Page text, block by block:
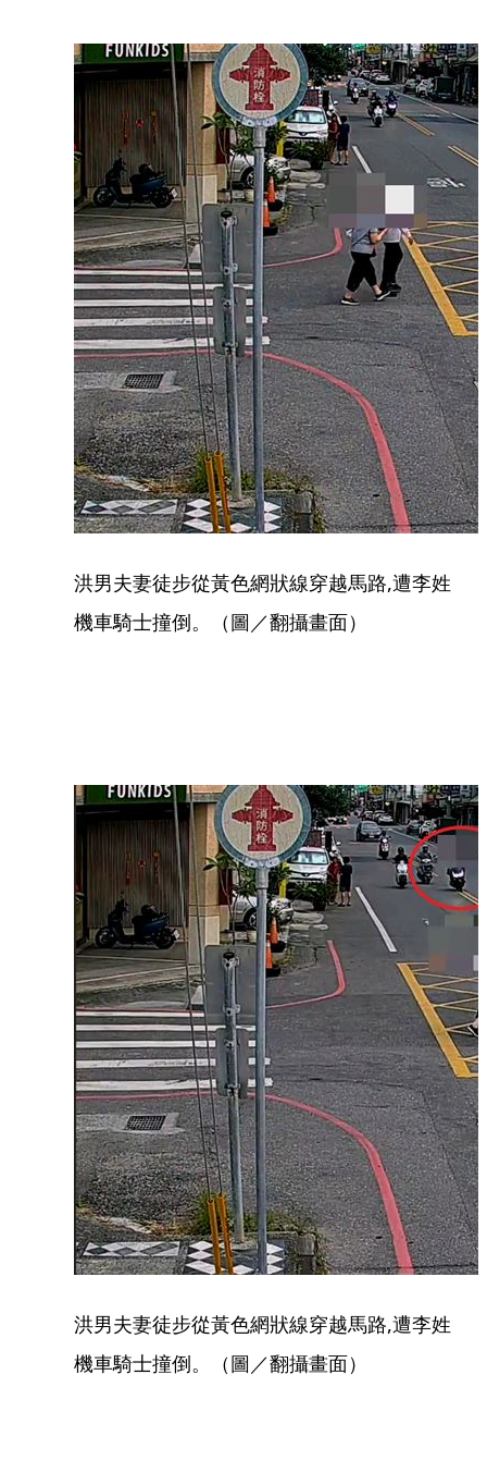
洪男夫妻徒步從黃色網狀線穿越馬路,遭李姓
機車騎士撞倒。（圖／翻攝畫面）
洪男夫妻徒步從黃色網狀線穿越馬路,遭李姓
機車騎士撞倒。（圖／翻攝畫面）